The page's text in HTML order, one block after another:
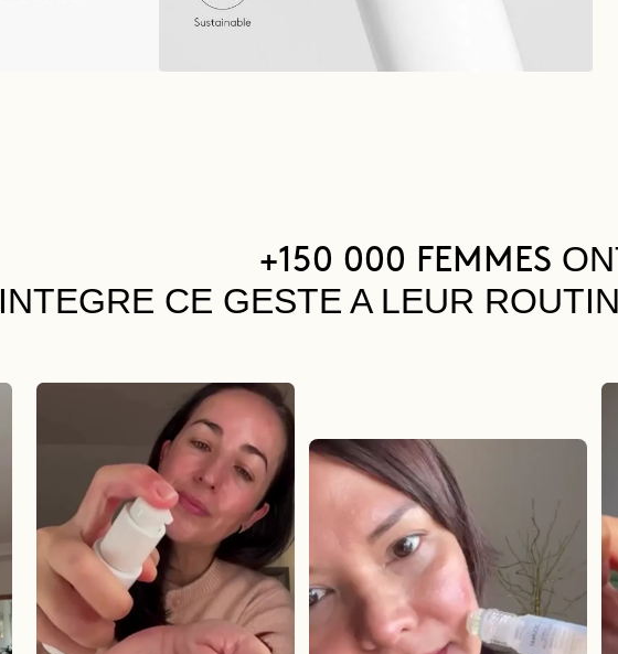
+150 000 FEMMES
INTEGRE CE GESTE A LEUR